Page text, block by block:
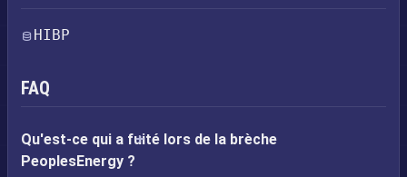
HIBP
FAQ
Qu'est-ce qui a fuité lors de la brèche
PeoplesEnergy ?